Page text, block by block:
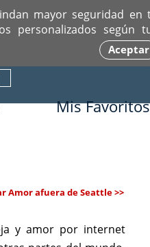
mayor seguridad en
personalizados según
Aceptar
TÚ
Mis Favoritos
Amor afuera de Seattle >>
y amor por internet